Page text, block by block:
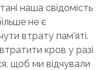
наша свідомість
не є
втрату пам’яті.
кров у разі
щоб ми відчували